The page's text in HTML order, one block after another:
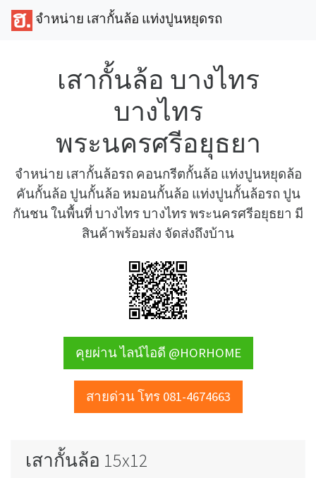
จำหน่าย เสากั้นล้อ แท่งปูนหยุดรถ
เสากั้นล้อ บางไทร
บางไทร
พระนครศรีอยุธยา
จำหน่าย เสากั้นล้อรถ คอนกรีตกั้นล้อ แท่งปูนหยุดล้อ
คันกั้นล้อ ปูนกั้นล้อ หมอนกั้นล้อ แท่งปูนกั้นล้อรถ ปูน
กันชน ในพื้นที่ บางไทร บางไทร พระนครศรีอยุธยา มี
สินค้าพร้อมส่ง จัดส่งถึงบ้าน
คุยผ่าน ไลน์ไอดี @HORHOME
สายด่วน โทร 081-4674663
เสากั้นล้อ 15x12